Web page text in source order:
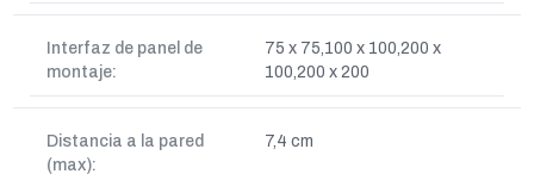
Interfaz de panel de
montaje:
75 x 75,100 x 100,200 x
100,200 x 200
Distancia a la pared
(max):
7,4 cm